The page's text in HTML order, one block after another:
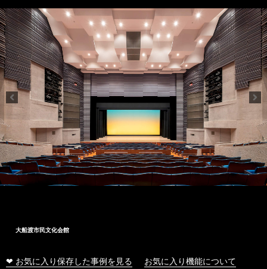
大船渡市民文化会館
❤ お気に入り保存した事例を見る お気に入り機能について